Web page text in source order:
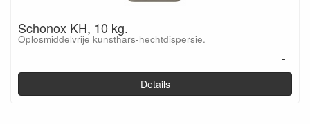
Schonox KH, 10 kg.
Oplosmiddelvrije kunsthars-hechtdispersie.
-
Details